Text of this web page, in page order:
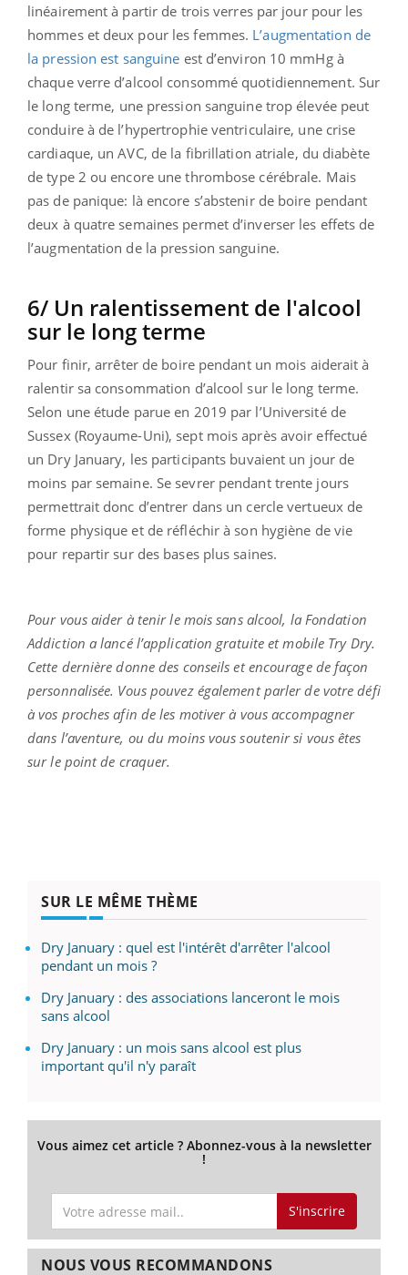
linéairement à partir de trois verres par jour pour les
hommes et deux pour les femmes. L’augmentation de
la pression est sanguine est d’environ 10 mmHg à
chaque verre d’alcool consommé quotidiennement. Sur
le long terme, une pression sanguine trop élevée peut
conduire à de l’hypertrophie ventriculaire, une crise
cardiaque, un AVC, de la fibrillation atriale, du diabète
de type 2 ou encore une thrombose cérébrale. Mais
pas de panique: là encore s’abstenir de boire pendant
deux à quatre semaines permet d’inverser les effets de
l’augmentation de la pression sanguine.
6/ Un ralentissement de l'alcool
sur le long terme
Pour finir, arrêter de boire pendant un mois aiderait à
ralentir sa consommation d’alcool sur le long terme.
Selon une étude parue en 2019 par l’Université de
Sussex (Royaume-Uni), sept mois après avoir effectué
un Dry January, les participants buvaient un jour de
moins par semaine. Se sevrer pendant trente jours
permettrait donc d’entrer dans un cercle vertueux de
forme physique et de réfléchir à son hygiène de vie
pour repartir sur des bases plus saines.
Pour vous aider à tenir le mois sans alcool, la Fondation
Addiction a lancé l’application gratuite et mobile Try Dry.
Cette dernière donne des conseils et encourage de façon
personnalisée. Vous pouvez également parler de votre défi
à vos proches afin de les motiver à vous accompagner
dans l’aventure, ou du moins vous soutenir si vous êtes
sur le point de craquer.
SUR LE MÊME THÈME
Dry January : quel est l'intérêt d'arrêter l'alcool
pendant un mois ?
Dry January : des associations lanceront le mois
sans alcool
Dry January : un mois sans alcool est plus
important qu'il n'y paraît
Vous aimez cet article ? Abonnez-vous à la newsletter
!
S'inscrire
NOUS VOUS RECOMMANDONS